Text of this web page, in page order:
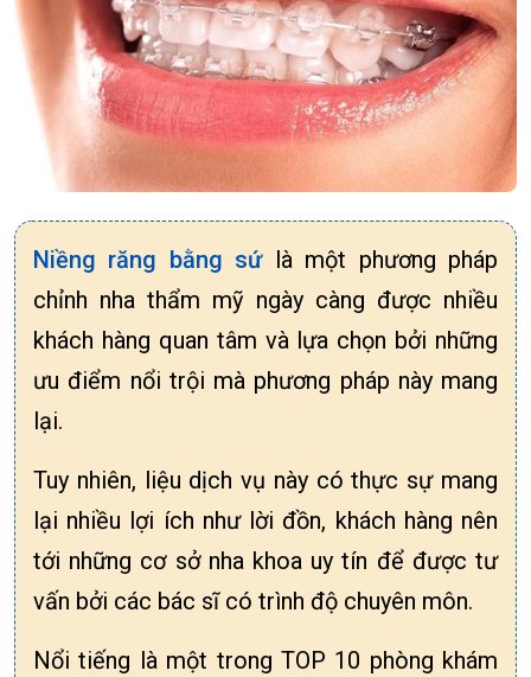
Niềng răng bằng sứlà một phương pháp
chỉnh nha thẩm mỹ ngày càng được nhiều
khách hàng quan tâm và lựa chọn bởi những
ưu điểm nổi trội mà phương pháp này mang
lại.
Tuy nhiên, liệu dịch vụ này có thực sự mang
lại nhiều lợi ích như lời đồn, khách hàng nên
tới những cơ sở nha khoa uy tín để được tư
vấn bởi các bác sĩ có trình độ chuyên môn.
Nổi tiếng là một trong TOP 10 phòng khám